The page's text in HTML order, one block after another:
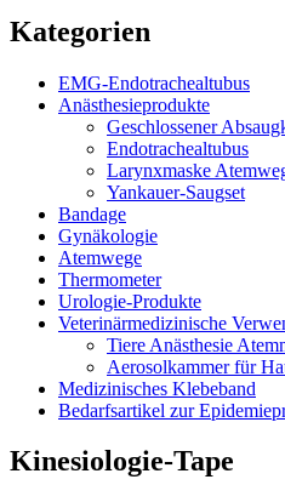
Kategorien
EMG-Endotrachealtubus
Anästhesieprodukte
Geschlossener
Endotrachealtubus
Larynxmaske
Yankauer-Saugset
Bandage
Gynäkologie
Atemwege
Thermometer
Urologie-Produkte
Veterinärmedizinische
Tiere Anästhesie
Aerosolkammer für
Medizinisches Klebeband
Bedarfsartikel zur
Kinesiologie-Tape